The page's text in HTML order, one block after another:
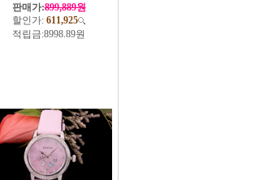
판매가:899,889원
할인가: 611,925
적립금:8998.89원